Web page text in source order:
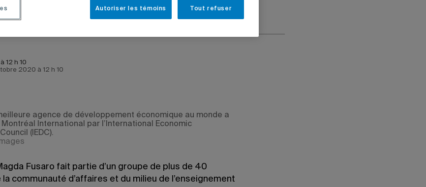
12 h 10
2020 à 12 h 10
agence de développement économique au monde a
International par l’International Economic
(IEDC).
Fusaro fait partie d’un groupe de plus de 40
communauté d’affaires et du milieu de l’enseignement
Tout refuser
Autoriser les témoins